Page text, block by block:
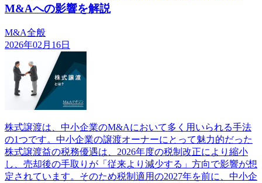
M&Aへの影響を解説
M&A全般
2026年02月16日
株式譲渡は、中小企業のM&Aにおいて多く用いられる手法
の1つです。中小企業の譲渡オーナーにとって魅力的だった
株式譲渡益の税務優遇は、2026年度の税制改正により縮小
し、売却後の手取りが「従来より減少する」方向で影響が想
定されています。そのため税制適用の2027年を前に、中小企